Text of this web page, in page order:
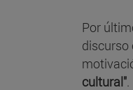
Por
discurso
cultural".